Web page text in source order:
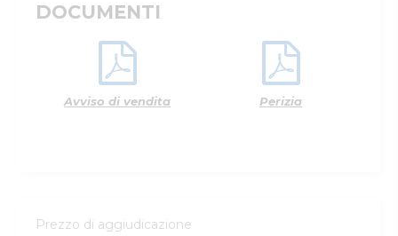
DOCUMENTI
Avviso di vendita Perizia
Prezzo di aggiudicazione